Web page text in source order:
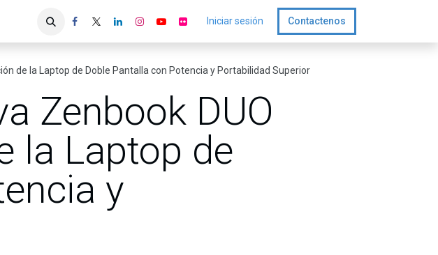
Iniciar sesión Contactenos
de la Laptop de Doble Pantalla con Potencia y Portabilidad Superior
Zenbook DUO
la Laptop de
y